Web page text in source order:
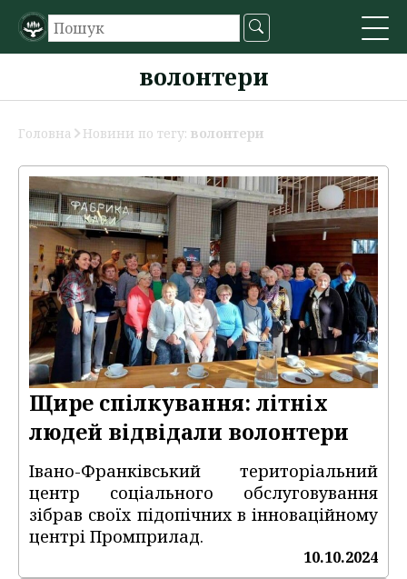
волонтери
Головна Новини по тегу: волонтери
Щире спілкування: літніх
людей відвідали волонтери
Івано-Франківський територіальний
центр соціального обслуговування
зібрав своїх підопічних в інноваційному
центрі Промприлад.
10.10.2024